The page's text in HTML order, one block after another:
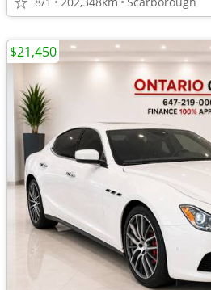
$21,450